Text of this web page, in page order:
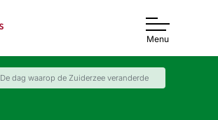
Menu
De dag waarop de Zuiderzee veranderde